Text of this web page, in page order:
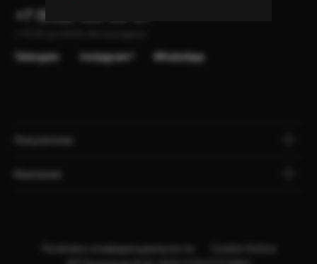
+7 (902) 100-99-91
WhatsApp
Telergam instagram*